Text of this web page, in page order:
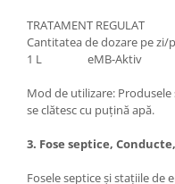
TRATAMENT REGULAT
Cantitatea de dozare pe zi/
1 L eMB-Aktiv
Mod de utilizare:
se clătesc cu puțină apă.
3. Fose septice,
Fosele septice şi staţiile de